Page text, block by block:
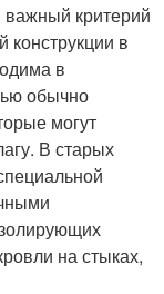
важный критерий
конструкции в
в
обычно
могут
В старых
на стыках,